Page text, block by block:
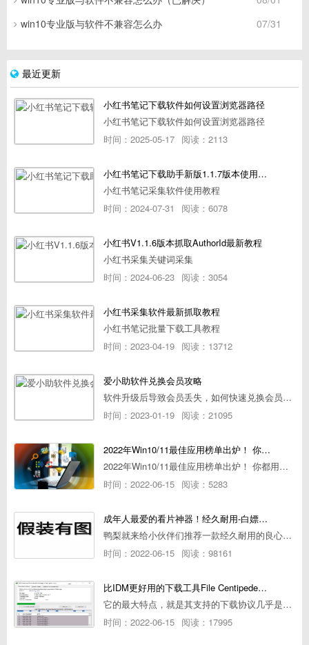
07/31
win10专业版与软件不兼容怎么办
最近更新
小红书笔记下载软件如何设置浏览器路径
小红书笔记下载软件如何设置浏览器路径
时间：2025-05-17 阅读：2113
小红书笔记下载助手新版1.1.7版本使用教程
小红书笔记采集软件使用教程
时间：2024-07-31
阅读：6078
小红书V1.1.6版本抓取AuthorId最新教程
小红书采集关键词采集
时间：2024-06-23 阅读：3054
小红书采集软件最新抓取教程
小红书笔记批量下载工具教程
时间：2023-04-19 阅读：13712
爱小助软件兑换会员攻略
软件升级后导致会员丢失，如何快速兑换会员详细攻略
时间：2023-01-19 阅读：21095
2022年Win10/11最佳应用榜单出炉！ 你都用过几个？
2022年Win10/11最佳应用榜单出炉！ 你都用过几个？
时间：2022-06-15 阅读：5283
成年人最爱的看片神器！经久耐用-白嫖全网资源
鸭梨就来给小伙伴们推荐一款经久耐用的良心播放器，资源齐全无广告，可以放心使用~
时间：2022-06-15 阅读：98161
比IDM更好用的下载工具File Centipede文件蜈蚣-秒杀迅雷-直接飞起！
它的最大特点，就是其支持的下载协议几乎是市面上最全面的，包括HTTP/FTP、BT种子、磁力链接，m3u8流任务（AES-128解密）。
时间：2022-06-15 阅读：17995